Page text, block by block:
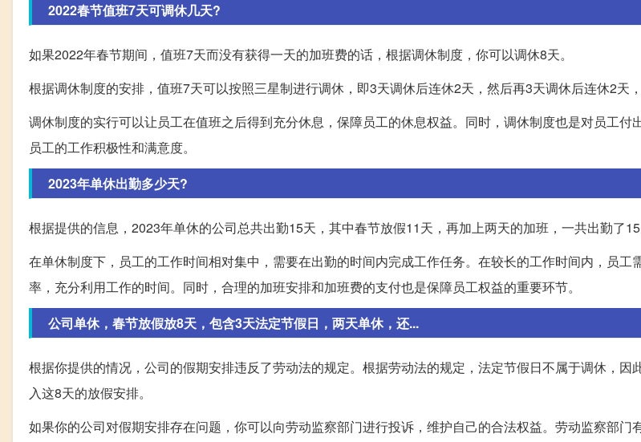
2022春节值班7天可调休几天?
如果2022年春节期间，值班7天而没有获得一天的加班费的话，根据调休制度，你可以调休8天。
根据调休制度的安排，值班7天可以按照三星制进行调休，即3天调休后连休2天，然后再3天调休后连休2天，
调休制度的实行可以让员工在值班之后得到充分休息，保障员工的休息权益。同时，调休制度也是对员工付
员工的工作积极性和满意度。
2023年单休出勤多少天?
根据提供的信息，2023年单休的公司总共出勤15天，其中春节放假11天，再加上两天的加班，一共出勤了15
在单休制度下，员工的工作时间相对集中，需要在出勤的时间内完成工作任务。在较长的工作时间内，员工
率，充分利用工作的时间。同时，合理的加班安排和加班费的支付也是保障员工权益的重要环节。
公司单休，春节放假放8天，包含3天法定节假日，两天单休，还...
根据你提供的情况，公司的假期安排违反了劳动法的规定。根据劳动法的规定，法定节假日不属于调休，因
入这8天的放假安排。
如果你的公司对假期安排存在问题，你可以向劳动监察部门进行投诉，维护自己的合法权益。劳动监察部门